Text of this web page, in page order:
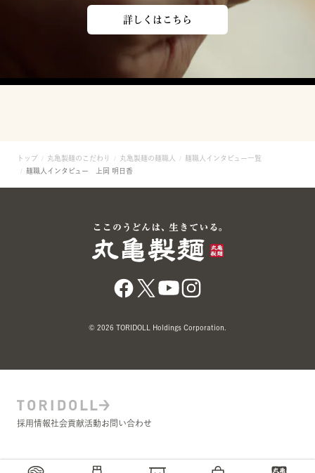
詳しくはこちら
トップ 丸亀製麺のこだわり 丸亀製麺の麺職人
麺職人インタビュー一覧
麺職人インタビュー 上岡 明日香
© 2026 TORIDOLL Holdings Corporation.
採用情報社会貢献活動お問い合わせ